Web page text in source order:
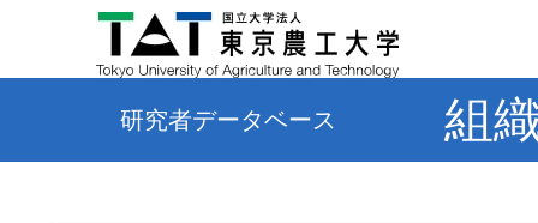
研究者データベース 組